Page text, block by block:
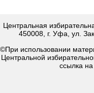
Центральная
450008, г. Уфа, ул.
©При использовании
Центральной
ссылка на